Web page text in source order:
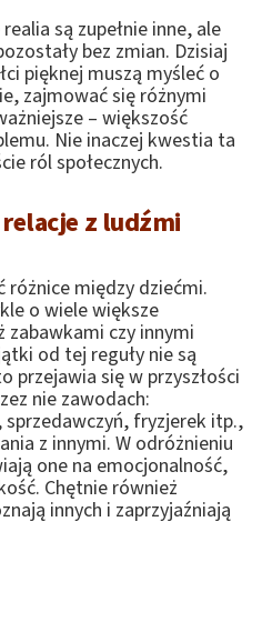
są zupełnie inne, ale
bez zmian. Dzisiaj
pięknej muszą myśleć o
zajmować się różnymi
– większość
Nie inaczej kwestia ta
ról społecznych.
z ludźmi
różnice między dziećmi.
o wiele większe
czy innymi
od tej reguły nie są
przejawia się w przyszłości
nie zawodach:
fryzjerek itp.,
z innymi. W odróżnieniu
one na emocjonalność,
Chętnie również
innych i zaprzyjaźniają